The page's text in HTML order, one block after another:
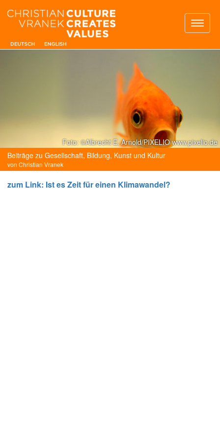
Foto: ©Albrecht E. Arnold/PIXELIO www.pixelio.de
Beiträge zu Gesellschaft, Bildung, Kunst und Kultur
von Christian Vranek
zum Link: Ist es Zeit für einen Klimawandel?